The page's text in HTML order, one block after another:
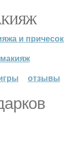
и причесок
отзывы